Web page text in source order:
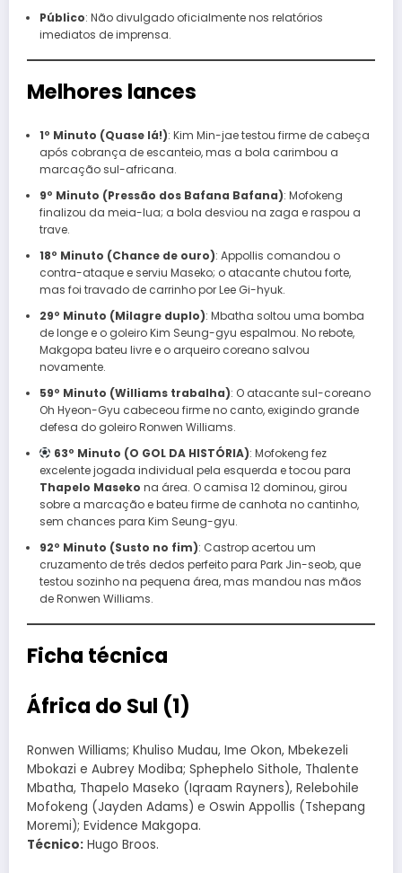
Público: Não divulgado oficialmente nos relatórios
imediatos de imprensa.
Melhores lances
1º Minuto (Quase lá!): Kim Min-jae testou firme de cabeça
após cobrança de escanteio, mas a bola carimbou a
marcação sul-africana.
9º Minuto (Pressão dos Bafana Bafana): Mofokeng
finalizou da meia-lua; a bola desviou na zaga e raspou a
trave.
18º Minuto (Chance de ouro): Appollis comandou o
contra-ataque e serviu Maseko; o atacante chutou forte,
mas foi travado de carrinho por Lee Gi-hyuk.
29º Minuto (Milagre duplo): Mbatha soltou uma bomba
de longe e o goleiro Kim Seung-gyu espalmou. No rebote,
Makgopa bateu livre e o arqueiro coreano salvou
novamente.
59º Minuto (Williams trabalha): O atacante sul-coreano
Oh Hyeon-Gyu cabeceou firme no canto, exigindo grande
defesa do goleiro Ronwen Williams.
63º Minuto (O GOL DA HISTÓRIA): Mofokeng fez
excelente jogada individual pela esquerda e tocou para
Thapelo Maseko na área. O camisa 12 dominou, girou
sobre a marcação e bateu firme de canhota no cantinho,
sem chances para Kim Seung-gyu.
92º Minuto (Susto no fim): Castrop acertou um
cruzamento de três dedos perfeito para Park Jin-seob, que
testou sozinho na pequena área, mas mandou nas mãos
de Ronwen Williams.
Ficha técnica
África do Sul (1)
Ronwen Williams; Khuliso Mudau, Ime Okon, Mbekezeli
Mbokazi e Aubrey Modiba; Sphephelo Sithole, Thalente
Mbatha, Thapelo Maseko (Iqraam Rayners), Relebohile
Mofokeng (Jayden Adams) e Oswin Appollis (Tshepang
Moremi); Evidence Makgopa.
Técnico: Hugo Broos.